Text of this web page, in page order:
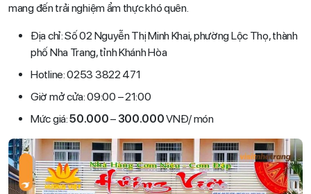
mang đến trải nghiệm ẩm thực khó quên.
Địa chỉ: Số 02 Nguyễn Thị Minh Khai, phường Lộc Thọ, thành
phố Nha Trang, tỉnh Khánh Hòa
Hotline: 0253 3822 471
Giờ mở cửa: 09:00 – 21:00
Mức giá:50.000– 300.000VNĐ/ món